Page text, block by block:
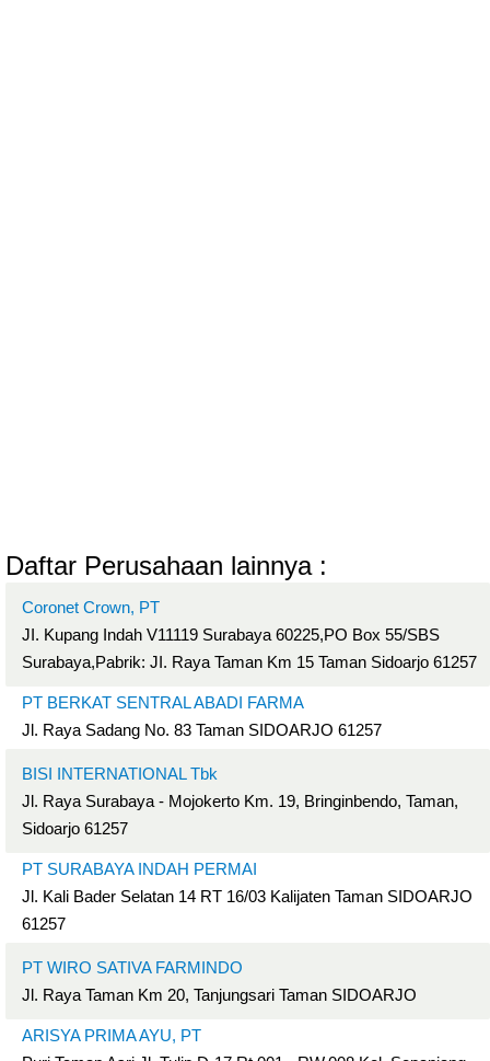
Daftar Perusahaan lainnya :
Coronet Crown, PT
JI. Kupang Indah V11119 Surabaya 60225,PO Box 55/SBS
Surabaya,Pabrik: JI. Raya Taman Km 15 Taman Sidoarjo 61257
PT BERKAT SENTRAL ABADI FARMA
Jl. Raya Sadang No. 83 Taman SIDOARJO 61257
BISI INTERNATIONAL Tbk
Jl. Raya Surabaya - Mojokerto Km. 19, Bringinbendo, Taman,
Sidoarjo 61257
PT SURABAYA INDAH PERMAI
Jl. Kali Bader Selatan 14 RT 16/03 Kalijaten Taman SIDOARJO
61257
PT WIRO SATIVA FARMINDO
Jl. Raya Taman Km 20, Tanjungsari Taman SIDOARJO
ARISYA PRIMA AYU, PT